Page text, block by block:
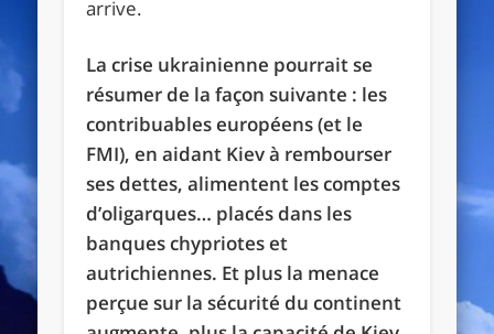
arrive.
La crise ukrainienne pourrait se
résumer de la façon suivante : les
contribuables européens (et le
FMI), en aidant Kiev à rembourser
ses dettes, alimentent les comptes
d’oligarques… placés dans les
banques chypriotes et
autrichiennes. Et plus la menace
perçue sur la sécurité du continent